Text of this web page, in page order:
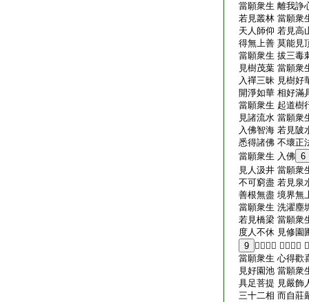
當願衆生 離我諍
若見叢林 當願衆
天人師仰 若見高
得無上善 莫能見
當願衆生 拔三毒
見樹茂葉 當願衆
入禪三昧 見樹好
開淨如華 相好滿
當願衆生 起道樹
見諸流水 當願衆
入佛智海 若見陂
悉得諸佛 不壞正
當願衆生 入佛 6
見人汲井 當願衆
不可窮盡 若見泉
善根無盡 境界無
當願衆生 洗濯塵
若見橋梁 當願衆
度人不休 見修園
9
𦓷除穢惡 不生欲根
當願衆生 心得歡
見好園池 當願衆
具足菩提 見嚴飾
三十二相 而自莊